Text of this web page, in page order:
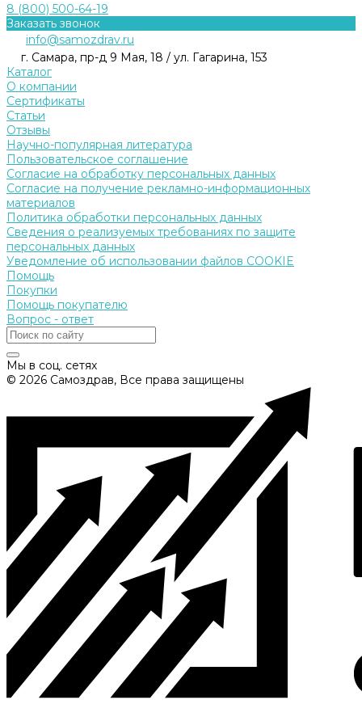
8 (800) 500-64-19
Заказать звонок
info@samozdrav.ru
г. Самара, пр-д 9 Мая, 18 / ул. Гагарина, 153
Каталог
О компании
Сертификаты
Статьи
Отзывы
Научно-популярная литература
Пользовательское соглашение
Согласие на обработку персональных данных
Согласие на получение рекламно-информационных
материалов
Политика обработки персональных данных
Сведения о реализуемых требованиях по защите
персональных данных
Уведомление об использовании файлов COOKIE
Помощь
Покупки
Помощь покупателю
Вопрос - ответ
Мы в соц. сетях
© 2026 Самоздрав, Все права защищены